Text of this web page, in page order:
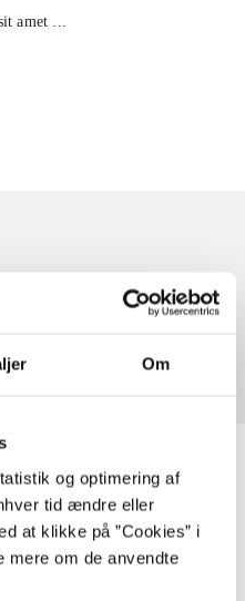
Om
og optimering af
tid ændre eller
at klikke på ”Cookies” i
mere om de anvendte
amet ...
på udgivelser